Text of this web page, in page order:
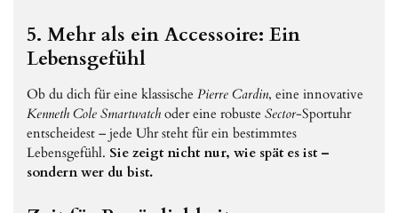
5. Mehr als ein Accessoire: Ein
Lebensgefühl
Ob du dich für eine klassische Pierre Cardin, eine innovative
Kenneth Cole Smartwatch oder eine robuste Sector-Sportuhr
entscheidest – jede Uhr steht für ein bestimmtes
Lebensgefühl. Sie zeigt nicht nur, wie spät es ist –
sondern wer du bist.